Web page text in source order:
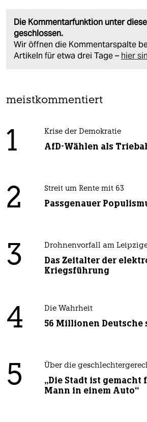
Die Kommentarfunktion unter
geschlossen.
Wir öffnen die Kommentarspalte
Artikeln für etwa drei Tage – hier
meistkommentiert
1 Krise der Demokratie
AfD-Wählen als
2 Streit um Rente mit 63
Passgenauer
3 Drohnenvorfall am
Das Zeitalter der
Kriegsführung
4 Die Wahrheit
56 Millionen
5 Über die
„Die Stadt ist gemacht
Mann in einem Auto“